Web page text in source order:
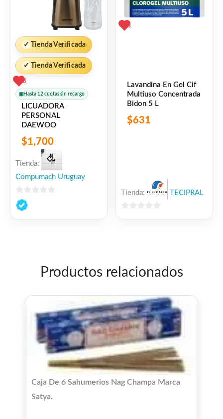
✓ Tienda Verificada
✓ Tienda Verificada
3
▣ Hasta 12 cuotas sin recargo
LICUADORA
PERSONAL
DAEWOO
$1,700
Tienda:
Compumach Uruguay
0
de
1
Lavandina En Gel Cif
Multiuso Concentrada
Bidon 5 L
$631
Tienda: TECIPRAL
Productos relacionados
Caja De 6 Sahumerios Nag Champa Marca
Satya.